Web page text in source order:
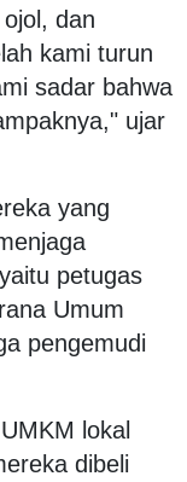
dan
kami turun
sadar bahwa
ujar
yang
petugas
Umum
pengemudi
lokal
dibeli